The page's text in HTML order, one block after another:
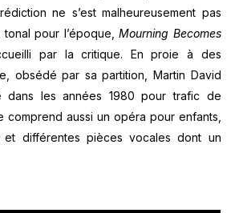
ne s’est malheureusement pas
pour l’époque,Mourning Becomes
par la critique. En proie à des
obsédé par sa partition, Martin David
dans les années 1980 pour trafic de
aussi un opéra pour enfants,
différentes pièces vocales dont un